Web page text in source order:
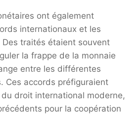
ont également
internationaux et les
traités étaient souvent
la frappe de la monnaie
entre les différentes
Ces accords préfiguraient
droit international moderne,
pour la coopération